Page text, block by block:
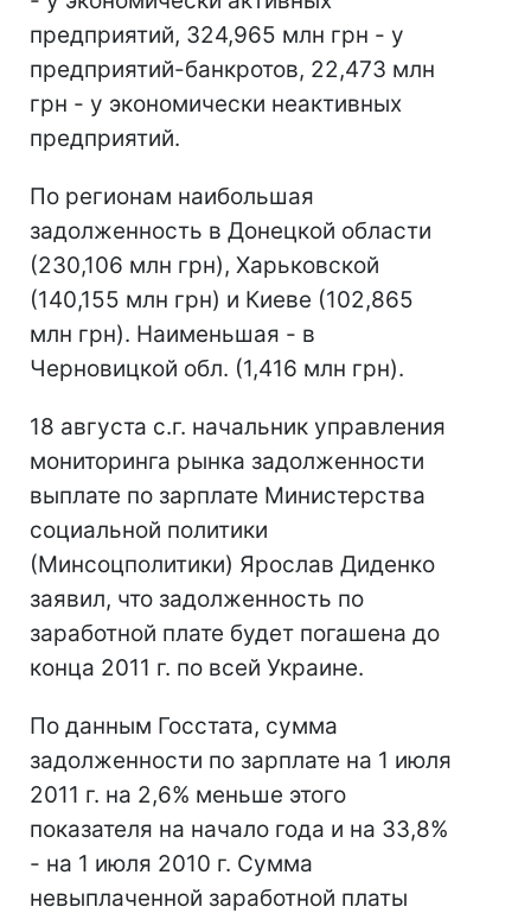
предприятий, 324,965 млн грн - у
предприятий-банкротов, 22,473 млн
грн - у экономически неактивных
предприятий.
По регионам наибольшая
задолженность в Донецкой области
(230,106 млн грн), Харьковской
(140,155 млн грн) и Киеве (102,865
млн грн). Наименьшая - в
Черновицкой обл. (1,416 млн грн).
18 августа с.г. начальник управления
мониторинга рынка задолженности
выплате по зарплате Министерства
социальной политики
(Минсоцполитики) Ярослав Диденко
заявил, что задолженность по
заработной плате будет погашена до
конца 2011 г. по всей Украине.
По данным Госстата, сумма
задолженности по зарплате на 1 июля
2011 г. на 2,6% меньше этого
показателя на начало года и на 33,8%
- на 1 июля 2010 г. Сумма
невыплаченной заработной платы